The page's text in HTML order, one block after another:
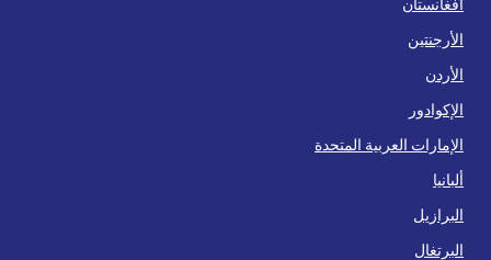
الأرجنتين
الأردن
الإكوادور
الإمارات العربية المتحدة
ألبانيا
البرازيل
البرتغال